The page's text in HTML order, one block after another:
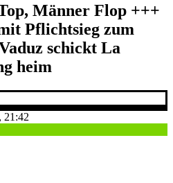
Männer Flop +++
Pflichtsieg zum
schickt La
heim
21:42